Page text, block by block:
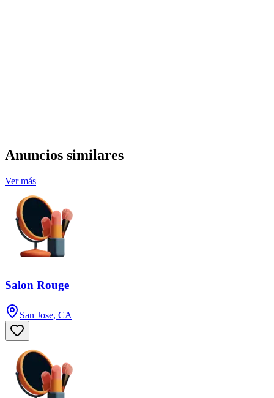
Anuncios similares
Ver más
Salon Rouge
San Jose, CA